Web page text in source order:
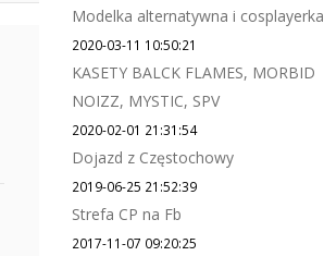
Modelka alternatywna i cosplayerka
2020-03-11 10:50:21
KASETY BALCK FLAMES, MORBID
NOIZZ, MYSTIC, SPV
2020-02-01 21:31:54
Dojazd z Częstochowy
2019-06-25 21:52:39
Strefa CP na Fb
2017-11-07 09:20:25